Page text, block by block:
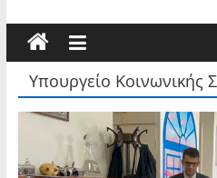
Υπουργείο Κοινωνικής